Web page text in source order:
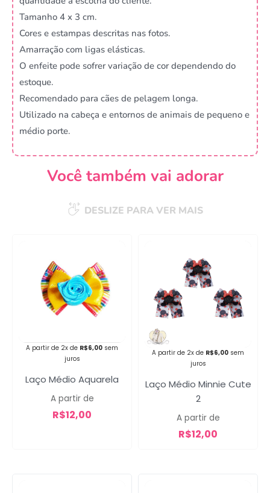
Tamanho 4 x 3 cm.
Cores e estampas descritas nas fotos.
Amarração com ligas elásticas.
O enfeite pode sofrer variação de cor dependendo do
estoque.
Recomendado para cães de pelagem longa.
Utilizado na cabeça e entornos de animais de pequeno e
médio porte.
Você também vai adorar
DESLIZE PARA VER MAIS
A partir de 2x de R$6,00 sem
juros
Laço Médio Aquarela
A partir de
R$12,00
A partir de 2x de R$6,00 sem
juros
Laço Médio Minnie Cute
2
A partir de
R$12,00
Campanha lançada com
sucesso!